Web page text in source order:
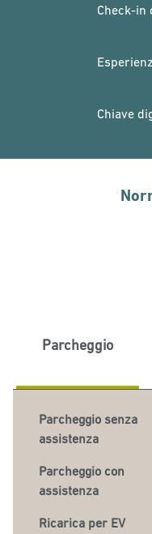
Check-in
Chiave
Parcheggio
Parcheggio senza
assistenza
Parcheggio con
assistenza
Ricarica per EV